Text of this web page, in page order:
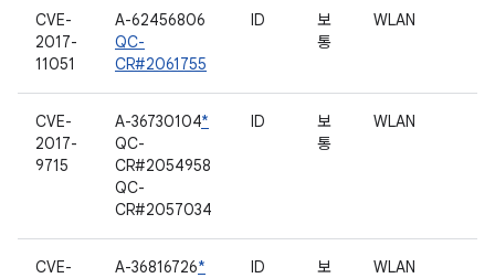
CVE-
2017-
11051
A-62456806
QC-
CR#2061755
ID
보
통
WLAN
CVE-
2017-
9715
A-36730104*
QC-
CR#2054958
QC-
CR#2057034
ID
보
통
WLAN
CVE-
A-36816726*
ID
보
WLAN